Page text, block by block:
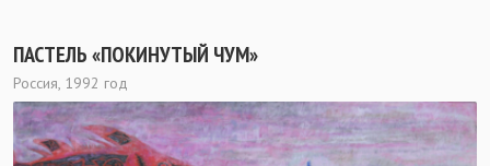
ПАСТЕЛЬ «ПОКИНУТЫЙ ЧУМ»
Россия, 1992 год